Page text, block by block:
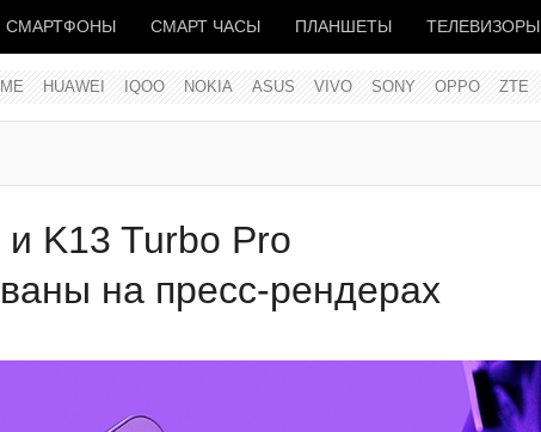
СМАРТФОНЫ СМАРТ ЧАСЫ ПЛАНШЕТЫ ТЕЛЕВИЗОРЫ
HUAWEI IQOO NOKIA ASUS VIVO SONY OPPO ZTE
K13 Turbo Pro
на пресс-рендерах